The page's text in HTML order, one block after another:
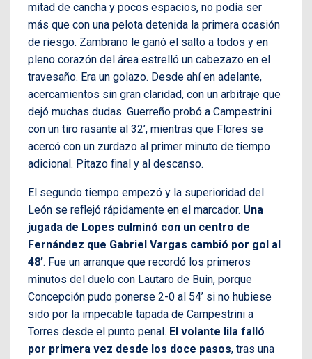
mitad de cancha y pocos espacios, no podía ser
más que con una pelota detenida la primera ocasión
de riesgo. Zambrano le ganó el salto a todos y en
pleno corazón del área estrelló un cabezazo en el
travesaño. Era un golazo. Desde ahí en adelante,
acercamientos sin gran claridad, con un arbitraje que
dejó muchas dudas. Guerreño probó a Campestrini
con un tiro rasante al 32’, mientras que Flores se
acercó con un zurdazo al primer minuto de tiempo
adicional. Pitazo final y al descanso.
El segundo tiempo empezó y la superioridad del
León se reflejó rápidamente en el marcador. Una
jugada de Lopes culminó con un centro de
Fernández que Gabriel Vargas cambió por gol al
48’. Fue un arranque que recordó los primeros
minutos del duelo con Lautaro de Buin, porque
Concepción pudo ponerse 2-0 al 54’ si no hubiese
sido por la impecable tapada de Campestrini a
Torres desde el punto penal. El volante lila falló
por primera vez desde los doce pasos, tras una